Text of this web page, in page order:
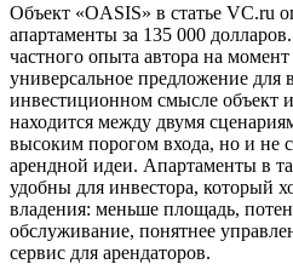
Объект «OASIS» в статье VC.ru
апартаменты за 135 000
частного опыта автора на
универсальное предложение для
инвестиционном смысле объект
находится между двумя
высоким порогом входа, но и не
арендной идеи. Апартаменты в
удобны для инвестора, который
владения: меньше площадь,
обслуживание, понятнее
сервис для арендаторов.